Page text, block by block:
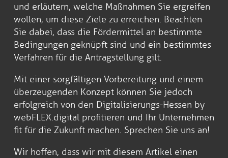
und erläutern, welche Maßnahmen Sie ergreifen
wollen, um diese Ziele zu erreichen. Beachten
Sie dabei, dass die Fördermittel an bestimmte
Bedingungen geknüpft sind und ein bestimmtes
Verfahren für die Antragstellung gilt.
Mit einer sorgfältigen Vorbereitung und einem
überzeugenden Konzept können Sie jedoch
erfolgreich von den Digitalisierungs-Hessen by
webFLEX.digital profitieren und Ihr Unternehmen
fit für die Zukunft machen. Sprechen Sie uns an!
Wir hoffen, dass wir mit diesem Artikel einen